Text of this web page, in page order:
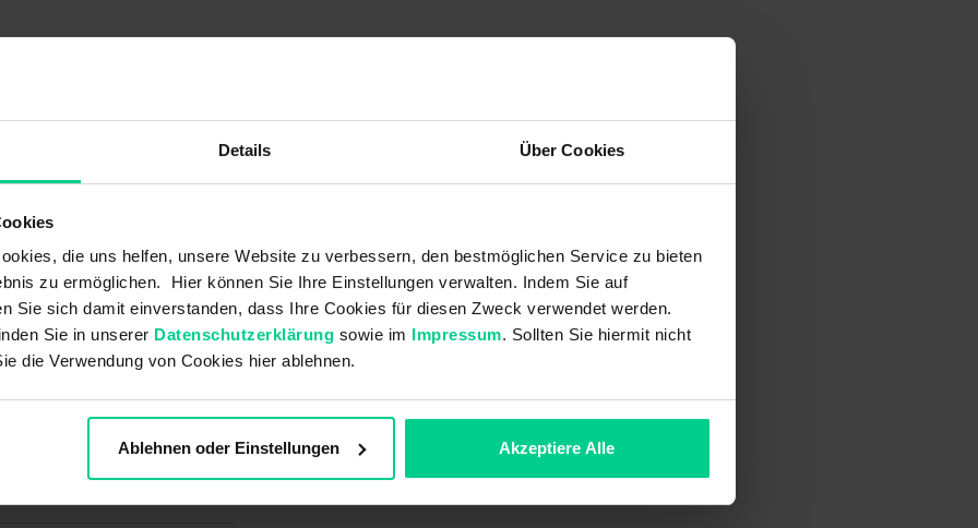
Details Über Cookies
die uns helfen, unsere Website zu verbessern, den bestmöglichen Service zu bieten
zu ermöglichen. Hier können Sie Ihre Einstellungen verwalten. Indem Sie auf
Sie sich damit einverstanden, dass Ihre Cookies für diesen Zweck verwendet werden.
Sie in unserer Datenschutzerklärung sowie im Impressum. Sollten Sie hiermit nicht
die Verwendung von Cookies hier ablehnen.
Ablehnen oder Einstellungen Akzeptiere Alle